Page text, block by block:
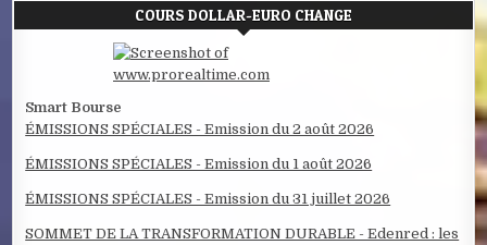
COURS DOLLAR-EURO CHANGE
Smart Bourse
ÉMISSIONS SPÉCIALES - Emission du 2 août 2026
ÉMISSIONS SPÉCIALES - Emission du 1 août 2026
ÉMISSIONS SPÉCIALES - Emission du 31 juillet 2026
SOMMET DE LA TRANSFORMATION DURABLE - Edenred : les